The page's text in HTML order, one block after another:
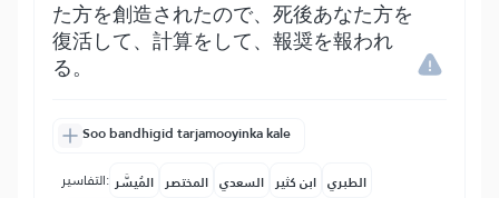
た方を創造されたので、死後あなた方を
復活して、計算をして、報奨を報われ
る。
Soo bandhigid tarjamooyinka kale
التفاسير: المُيسَّر المختصر السعدي ابن كثير الطبري